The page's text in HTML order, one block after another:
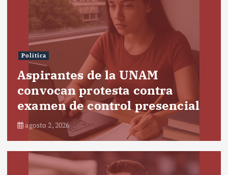
Política
Aspirantes de la UNAM
convocan protesta contra
examen de control presencial
agosto 2, 2026